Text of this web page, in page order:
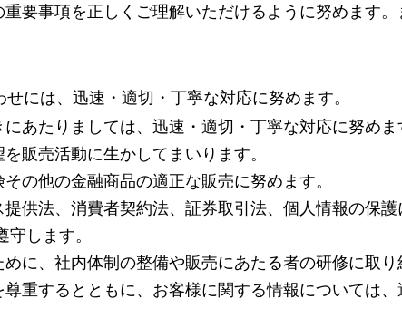
要事項を正しくご理解いただけるように努めます
には、迅速・適切・丁寧な対応に努めます。
あたりましては、迅速・適切・丁寧な対応に努めま
販売活動に生かしてまいります。
の他の金融商品の適正な販売に努めます。
供法、消費者契約法、証券取引法、個人情報の保護
します。
に、社内体制の整備や販売にあたる者の研修に取り
重するとともに、お客様に関する情報については